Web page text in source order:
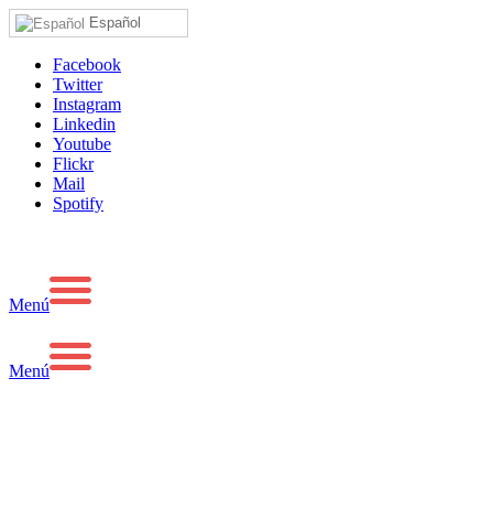
Español
Facebook
Twitter
Instagram
Linkedin
Youtube
Flickr
Mail
Spotify
Menú
Menú